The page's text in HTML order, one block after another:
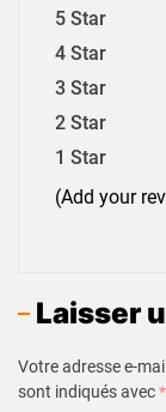
5 Star
4 Star
3 Star
2 Star
1 Star
(Add your
Laisser
Votre adresse e-
sont indiqués avec*